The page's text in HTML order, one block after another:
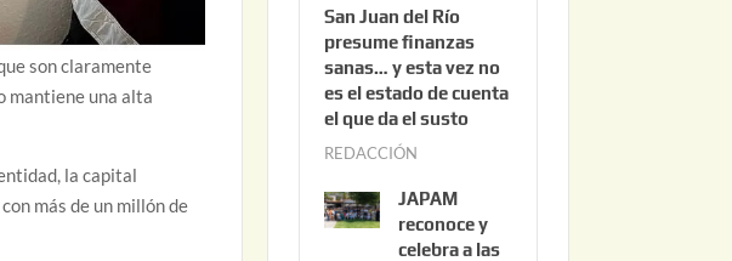
son claramente
mantiene una alta
la capital
más de un millón de
6
San Juan del Río
presume finanzas
sanas… y esta vez no
es el estado de cuenta
el que da el susto
REDACCIÓN
s
JAPAM
reconoce y
celebra a las